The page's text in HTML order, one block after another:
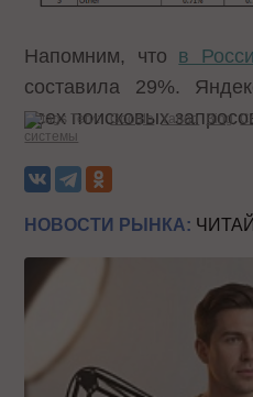
Напомним, что в
составила 29%.
всех поисковых
Теги: Google Yahoo Bing
системы
НОВОСТИ РЫНКА: